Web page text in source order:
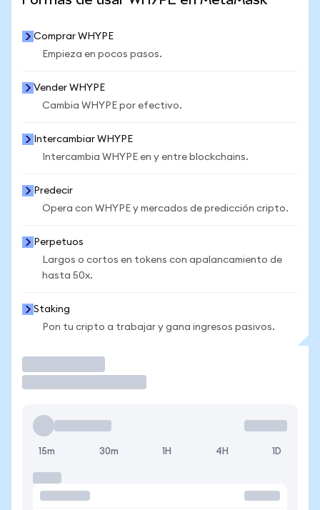
Comprar WHYPE
Empieza en pocos pasos.
Vender WHYPE
Cambia WHYPE por efectivo.
Intercambiar WHYPE
Intercambia WHYPE en y entre blockchains.
Predecir
Opera con WHYPE y mercados de predicción cripto.
Perpetuos
Largos o cortos en tokens con apalancamiento de
hasta 50x.
Staking
Pon tu cripto a trabajar y gana ingresos pasivos.
15m 30m 1H 4H 1D